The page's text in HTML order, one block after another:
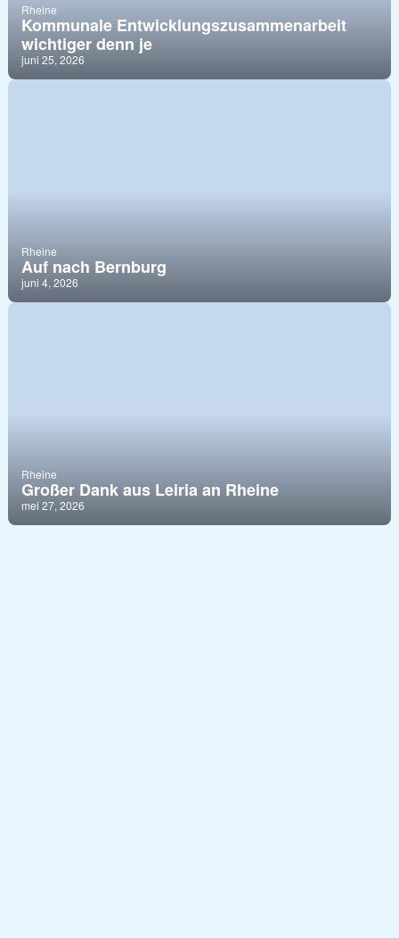
Rheine
Kommunale Entwicklungszusammenarbeit
wichtiger denn je
juni 25, 2026
Rheine
Auf nach Bernburg
juni 4, 2026
Rheine
Großer Dank aus Leiria an Rheine
mei 27, 2026